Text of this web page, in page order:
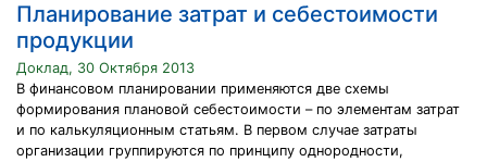
Планирование затрат и себестоимости
продукции
Доклад, 30 Октября 2013
В финансовом планировании применяются две схемы
формирования плановой себестоимости – по элементам затрат
и по калькуляционным статьям. В первом случае затраты
организации группируются по принципу однородности,